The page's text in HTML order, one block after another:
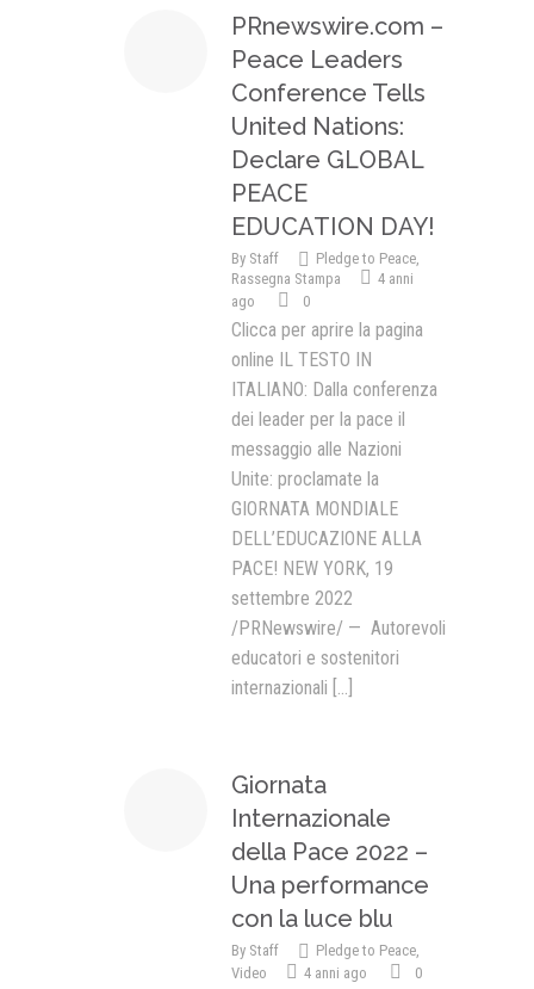
PRnewswire.com –
Peace Leaders
Conference Tells
United Nations:
Declare GLOBAL
PEACE
EDUCATION DAY!
By Staff Pledge to Peace,
Rassegna Stampa
4 anni
ago
0
Clicca per aprire la pagina
online IL TESTO IN
ITALIANO: Dalla conferenza
dei leader per la pace il
messaggio alle Nazioni
Unite: proclamate la
GIORNATA MONDIALE
DELL’EDUCAZIONE ALLA
PACE! NEW YORK, 19
settembre 2022
/PRNewswire/ — Autorevoli
educatori e sostenitori
internazionali [...]
Giornata
Internazionale
della Pace 2022 –
Una performance
con la luce blu
By Staff Pledge to Peace,
Video
4 anni ago 0